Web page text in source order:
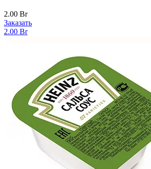
2.00 Br
Заказать
2.00 Br